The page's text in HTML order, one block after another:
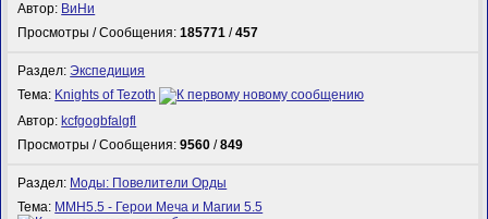
Автор: ВиНи
Просмотры / Сообщения:185771 /457
Раздел:Экспедиция
Тема: Knights of Tezoth
Автор: kcfgogbfalgfl
Просмотры / Сообщения:9560 /849
Раздел: Моды: Повелители Орды
Тема: MMH5.5 - Герои Меча и Магии 5.5